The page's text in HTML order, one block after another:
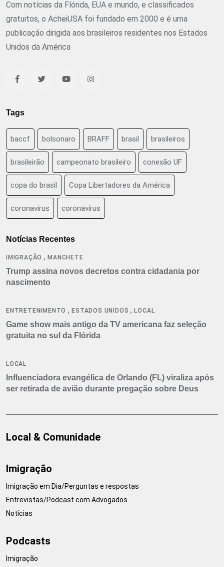
Com notícias da Flórida, EUA e mundo, e classificados
gratuitos, o AcheiUSA foi fundado em 2000 e é uma
publicação dirigida aos brasileiros residentes nos Estados
Unidos da América
Tags
baccf bolsonaro BRAFF brasil brasileiros
brasileirão campeonato brasileiro conexão UF
copa do brasil Copa Libertadores da América
coronavirus coronavírus
Notícias Recentes
IMIGRAÇÃO ,MANCHETE
Trump assina novos decretos contra cidadania por
nascimento
ENTRETENIMENTO ,ESTADOS UNIDOS ,LOCAL
Game show mais antigo da TV americana faz seleção
gratuita no sul da Flórida
LOCAL
Influenciadora evangélica de Orlando (FL) viraliza após
ser retirada de avião durante pregação sobre Deus
Local & Comunidade
Imigração
Imigração em Dia/Perguntas e respostas
Entrevistas/Podcast com Advogados
Notícias
Podcasts
Imigração